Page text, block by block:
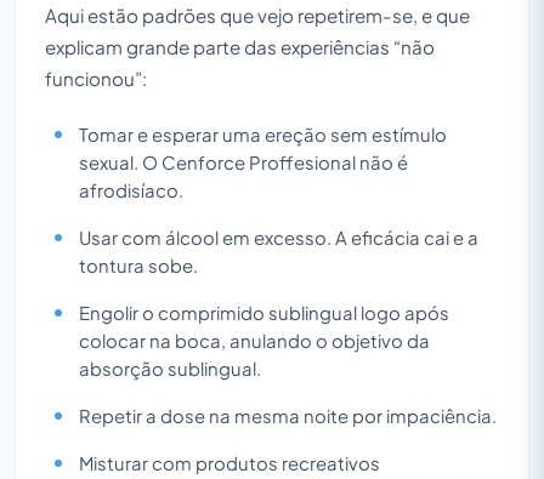
Aqui estão padrões que vejo repetirem-se, e que
explicam grande parte das experiências “não
funcionou”:
Tomar e esperar uma ereção sem estímulo
sexual. O Cenforce Proffesional não é
afrodisíaco.
Usar com álcool em excesso. A eficácia cai e a
tontura sobe.
Engolir o comprimido sublingual logo após
colocar na boca, anulando o objetivo da
absorção sublingual.
Repetir a dose na mesma noite por impaciência.
Misturar com produtos recreativos